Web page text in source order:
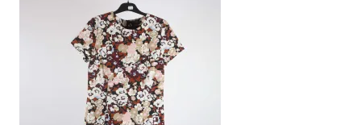
Ersättning om du inte får din vara